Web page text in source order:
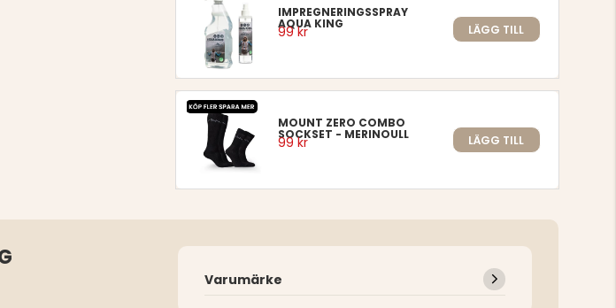
IMPREGNERINGSSPRAY
AQUA KING
99 kr LÄGG TILL
MOUNT ZERO COMBO
SOCKSET - MERINOULL
99 kr LÄGG TILL
Varumärke